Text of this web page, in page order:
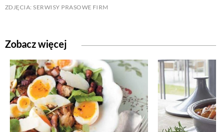
ZDJĘCIA: SERWISY PRASOWE FIRM
Zobacz więcej